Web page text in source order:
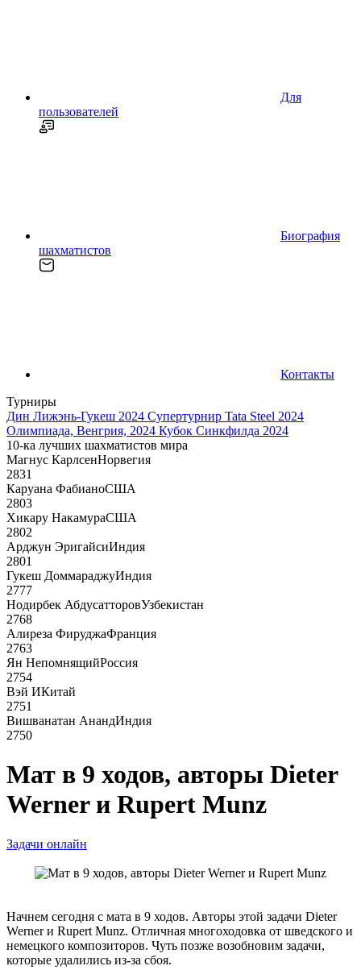
Для
пользователей
Биография
шахматистов
Контакты
Турниры
Дин Лижэнь-Гукеш 2024 Супертурнир Tata Steel 2024
Олимпиада, Венгрия, 2024 Кубок Синкфилда 2024
10-ка лучших шахматистов мира
Магнус КарлсенНорвегия
2831
Каруана ФабианоСША
2803
Хикару НакамураСША
2802
Арджун ЭригайсиИндия
2801
Гукеш ДоммараджуИндия
2777
Нодирбек АбдусатторовУзбекистан
2768
Алиреза ФируджаФранция
2763
Ян НепомнящийРоссия
2754
Вэй ИКитай
2751
Вишванатан АнандИндия
2750
Мат в 9 ходов, авторы Dieter
Werner и Rupert Munz
Задачи онлайн
Начнем сегодня с мата в 9 ходов. Авторы этой задачи Dieter
Werner и Rupert Munz. Отличная многоходовка от шведского и
немецкого композиторов. Чуть позже возобновим задачи,
которые удалились из-за сбоя.